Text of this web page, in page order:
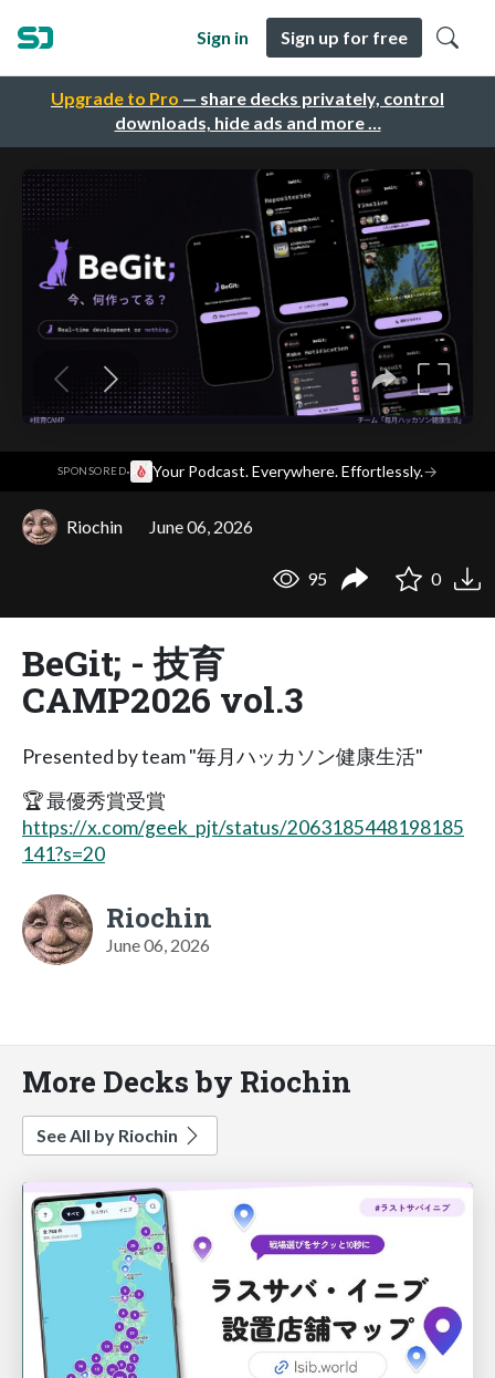
Upgrade to Pro — share decks privately, control
downloads, hide ads and more …
Sign in Sign up for free
SPONSORED· Your Podcast. Everywhere. Effortlessly.→
Riochin June 06, 2026
95 0
BeGit; - 技育
CAMP2026 vol.3
Presented by team "毎月ハッカソン健康生活"
🏆 最優秀賞受賞
https://x.com/geek_pjt/status/2063185448198185
141?s=20
Riochin
June 06, 2026
More Decks by Riochin
See All by Riochin